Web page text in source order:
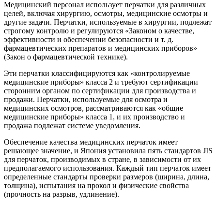
Медицинский персонал использует перчатки для различных
целей, включая хирургию, осмотры, медицинские осмотры и
другие задачи. Перчатки, используемые в хирургии, подлежат
строгому контролю и регулируются «Законом о качестве,
эффективности и обеспечении безопасности и т. д.
фармацевтических препаратов и медицинских приборов»
(Закон о фармацевтической технике).
Эти перчатки классифицируются как «контролируемые
медицинские приборы» класса 2 и требуют сертификации
сторонним органом по сертификации для производства и
продажи. Перчатки, используемые для осмотра и
медицинских осмотров, рассматриваются как «общие
медицинские приборы» класса 1, и их производство и
продажа подлежат системе уведомления.
Обеспечение качества медицинских перчаток имеет
решающее значение, и Япония установила пять стандартов JIS
для перчаток, производимых в стране, в зависимости от их
предполагаемого использования. Каждый тип перчаток имеет
определенные стандарты проверки размеров (ширина, длина,
толщина), испытания на прокол и физические свойства
(прочность на разрыв, удлинение).